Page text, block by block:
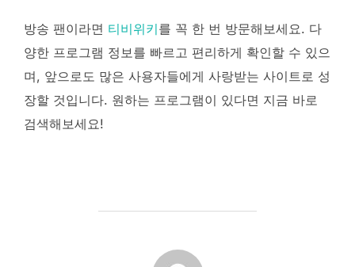
방송 팬이라면 티비위키를 꼭 한 번 방문해보세요. 다
양한 프로그램 정보를 빠르고 편리하게 확인할 수 있으
며, 앞으로도 많은 사용자들에게 사랑받는 사이트로 성
장할 것입니다. 원하는 프로그램이 있다면 지금 바로
검색해보세요!
POST AUTHOR